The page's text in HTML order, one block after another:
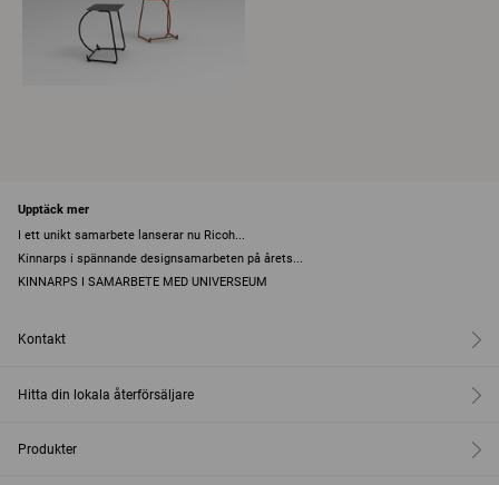
Upptäck mer
I ett unikt samarbete lanserar nu Ricoh...
Kinnarps i spännande designsamarbeten på årets...
KINNARPS I SAMARBETE MED UNIVERSEUM
Kontakt
Hitta din lokala återförsäljare
Produkter